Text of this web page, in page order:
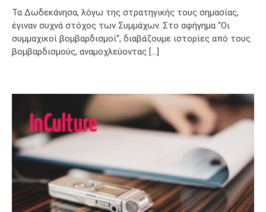
Τα Δωδεκάνησα, λόγω της στρατηγικής τους σημασίας,
έγιναν συχνά στόχος των Συμμάχων. Στο αφήγημα “Οι
συμμαχικοί βομβαρδισμοί“, διαβάζουμε ιστορίες από τους
βομβαρδισμούς, αναμοχλεύοντας [...]